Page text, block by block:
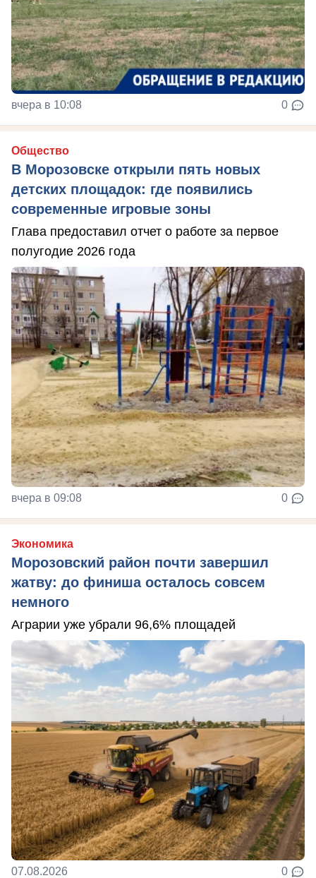
вчера в 10:08 0
Общество
В Морозовске открыли пять новых
детских площадок: где появились
современные игровые зоны
Глава предоставил отчет о работе за первое
полугодие 2026 года
вчера в 09:08 0
Экономика
Морозовский район почти завершил
жатву: до финиша осталось совсем
немного
Аграрии уже убрали 96,6% площадей
07.08.2026 0